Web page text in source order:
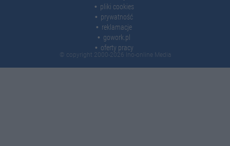
pliki cookies
prywatność
reklamacje
gowork.pl
oferty pracy
© copyright 2000-2026 Ino-online Media